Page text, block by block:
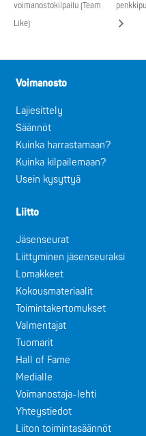
voimanostokilpailu (Team
Like)
Voimanosto
Lajiesittely
Säännöt
Kuinka harrastamaan?
Kuinka kilpailemaan?
Usein kysyttyä
Liitto
Jäsenseurat
Liittyminen jäsenseuraksi
Lomakkeet
Kokousmateriaalit
Toimintakertomukset
Valmentajat
Tuomarit
Hall of Fame
Medialle
Voimanostaja-lehti
Yhteystiedot
Liiton toimintasäännöt